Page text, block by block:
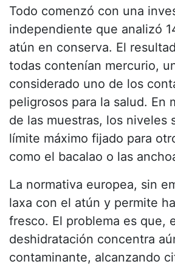
Todo comenzó con una
independiente que analizó
atún en conserva. El
todas contenían mercurio,
considerado uno de los
peligrosos para la salud. En
de las muestras, los niveles
límite máximo fijado para
como el bacalao o las
La normativa europea, sin
laxa con el atún y permite
fresco. El problema es que,
deshidratación concentra
contaminante, alcanzando